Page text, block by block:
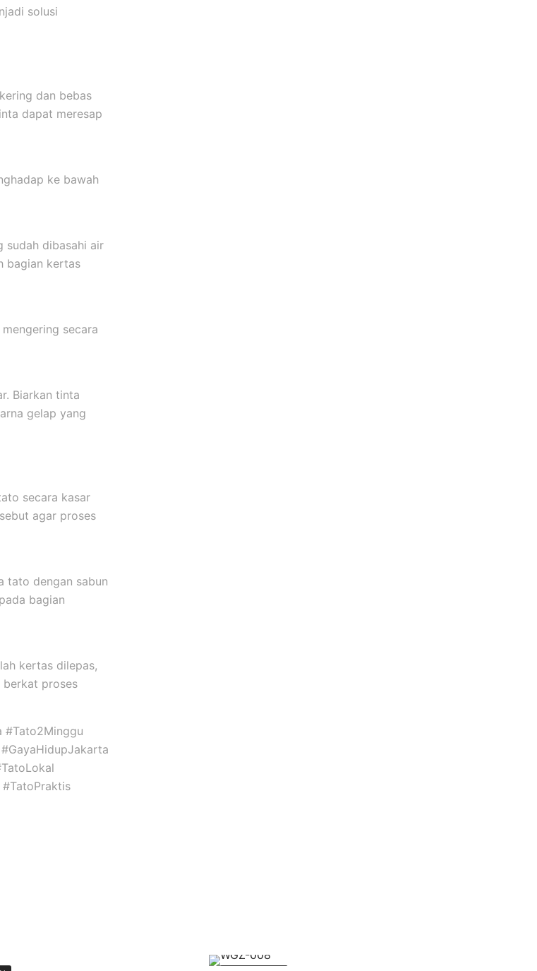
solusi
dan bebas
dapat meresap
ke bawah
sudah dibasahi air
bagian kertas
secara
Biarkan tinta
gelap yang
secara kasar
agar proses
tato dengan sabun
bagian
kertas dilepas,
proses
#Tato2Minggu